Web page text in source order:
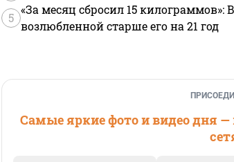
5
«За месяц сбросил 15 килограммов»:
возлюбленной старше его на 21 год
Самые яркие фото и видео дня